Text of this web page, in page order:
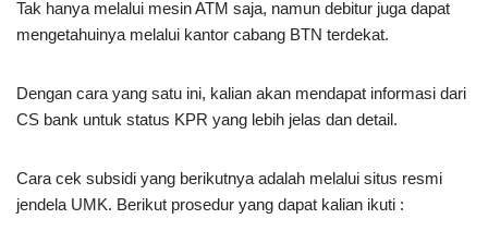
Tak hanya melalui mesin ATM saja, namun debitur juga dapat
mengetahuinya melalui kantor cabang BTN terdekat.
Dengan cara yang satu ini, kalian akan mendapat informasi dari
CS bank untuk status KPR yang lebih jelas dan detail.
Cara cek subsidi yang berikutnya adalah melalui situs resmi
jendela UMK. Berikut prosedur yang dapat kalian ikuti :